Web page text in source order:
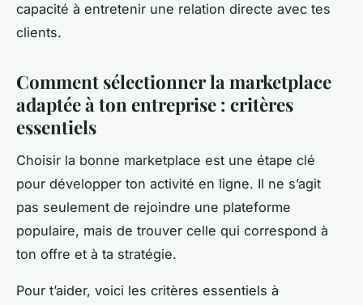
capacité à entretenir une relation directe avec tes
clients.
Comment sélectionner la marketplace
adaptée à ton entreprise : critères
essentiels
Choisir la bonne marketplace est une étape clé
pour développer ton activité en ligne. Il ne s’agit
pas seulement de rejoindre une plateforme
populaire, mais de trouver celle qui correspond à
ton offre et à ta stratégie.
Pour t’aider, voici les critères essentiels à